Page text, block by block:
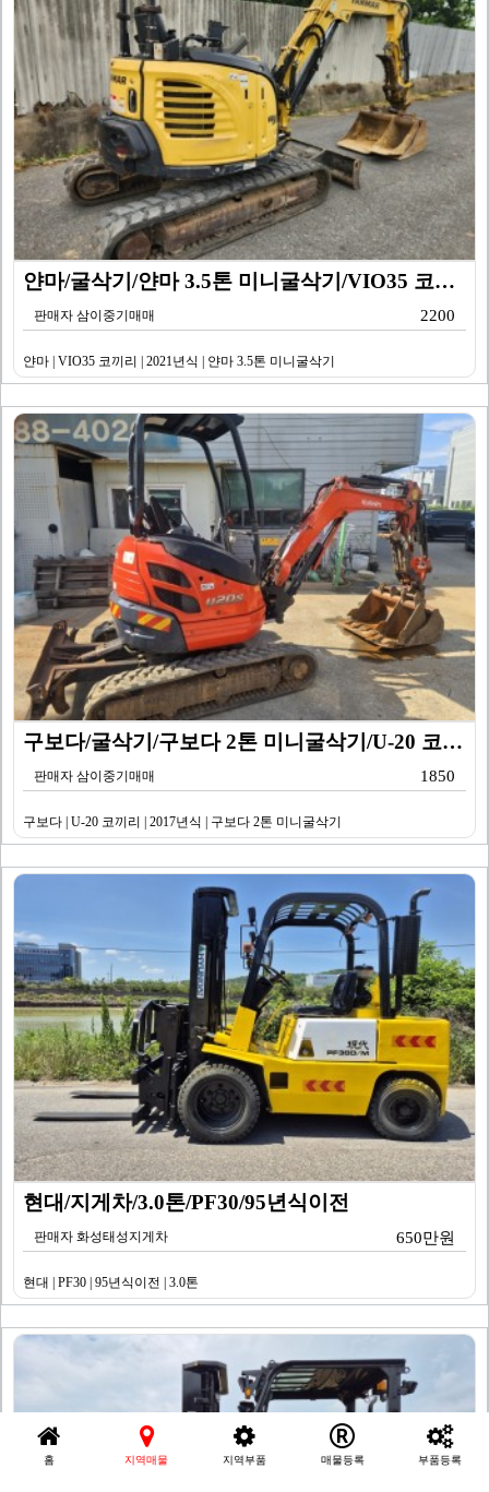
얀마/굴삭기/얀마 3.5톤 미니굴삭기/VIO35 코끼리…
판매자 삼이중기매매 2200
얀마 | VIO35 코끼리 | 2021년식 | 얀마 3.5톤 미니굴삭기
구보다/굴삭기/구보다 2톤 미니굴삭기/U-20 코끼리/…
판매자 삼이중기매매 1850
구보다 | U-20 코끼리 | 2017년식 | 구보다 2톤 미니굴삭기
현대/지게차/3.0톤/PF30/95년식이전
판매자 화성태성지게차 650만원
현대 | PF30 | 95년식이전 | 3.0톤
홈 지역매물 지역부품 매물등록 부품등록